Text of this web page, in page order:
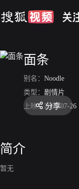
面条
别名： Noodle
类型： 剧情片
上映： 2007-07-26
分享
简介
暂无